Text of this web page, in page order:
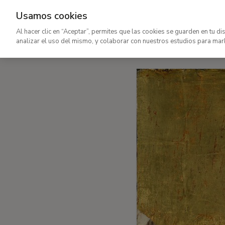
Colección Thyssen-
Usamos cookies
Al hacer clic en “Aceptar”, permites que las cookies se guarden en tu
analizar el uso del mismo, y colaborar con nuestros estudios para